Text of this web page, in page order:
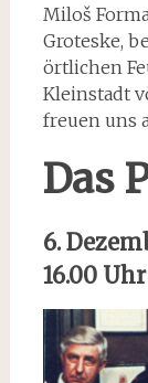
Miloš
Groteske,
örtlichen
Kleinstadt
freuen uns
Das
6.
16.00 Uhr